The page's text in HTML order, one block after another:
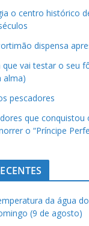
o centro histórico
dispensa
que vai testar o seu
alma)
pescadores
que conquistou
o “Príncipe
da água
(9 de agosto)